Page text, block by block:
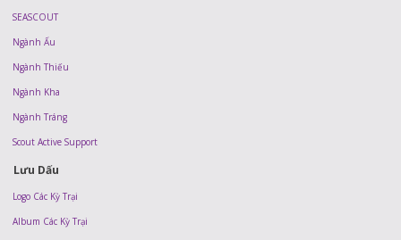
SEASCOUT
Ngành Ấu
Ngành Thiếu
Ngành Kha
Ngành Tráng
Scout Active Support
Lưu Dấu
Logo Các Kỳ Trại
Album Các Kỳ Trại